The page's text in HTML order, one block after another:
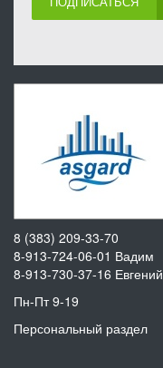
8 (383) 209-33-70
8-913-724-06-01 Вадим
8-913-730-37-16 Евгений
Пн-Пт 9-19
Персональный раздел